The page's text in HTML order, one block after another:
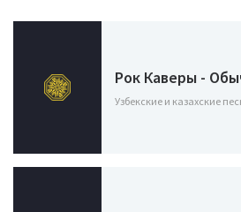
Рок Каверы -
Узбекские и казахские